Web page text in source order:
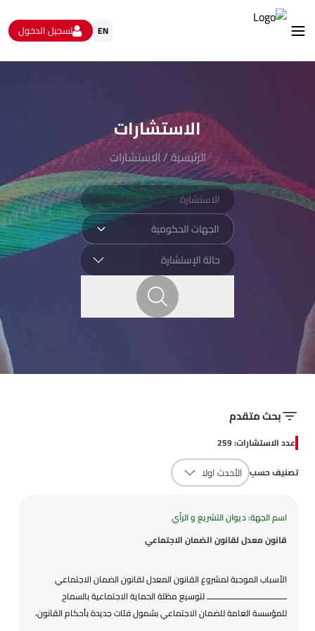
EN تسجيل الدخول
الاستشارات
الرئيسية/الاستشارات
الجهات الحكومية
بحث متقدم
عدد الاستشارات: 259
تصنيف حسب
اسم الجهة: ديوان التشريع و الرأي
قانون معدل لقانون الضمان الاجتماعي
الأسباب الموجبة لمشروع القانون المعدل لقانون الضمان الاجتماعي
ــــــــــــــــــــــــــــــــــــــ لتوسيع مظلة الحماية الاجتماعية بالسماح
للمؤسسة العامة للضمان الاجتماعي بشمول فئات جديدة بأحكام القانون،